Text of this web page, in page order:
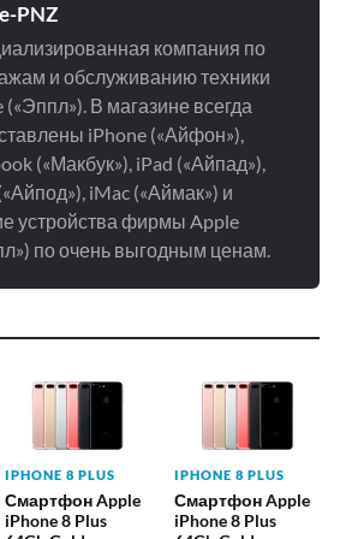
PNZ
компания по
и обслуживанию техники
(«Эппл»). В магазине всегда
iPhone («Айфон»),
(«Макбук»), iPad («Айпад»),
iMac («Аймак») и
устройства фирмы Apple
по очень выгодным ценам.
IPHONE 8 PLUS
Смартфон Apple
iPhone 8 Plus
IPHONE 8 PLUS
Смартфон Apple
iPhone 8 Plus